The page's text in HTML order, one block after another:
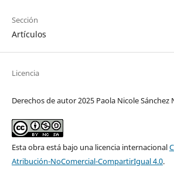
Sección
Artículos
Licencia
Derechos de autor 2025 Paola Nicole Sánchez
Esta obra está bajo una licencia internacional
Atribución-NoComercial-CompartirIgual 4.0.